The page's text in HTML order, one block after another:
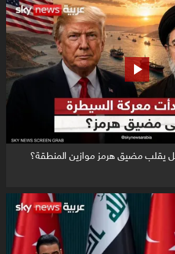
هل يقلب مضيق هرمز موازين المنطقة؟